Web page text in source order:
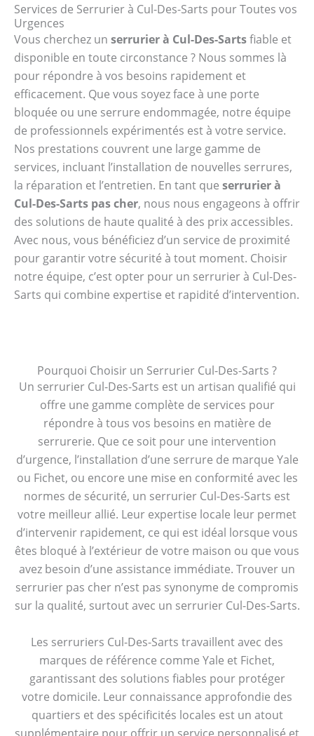
Services de Serrurier à Cul-Des-Sarts pour Toutes vos
Urgences
Vous cherchez un serrurier à Cul-Des-Sartsfiable et
disponible en toute circonstance ? Nous sommes là
pour répondre à vos besoins rapidement et
efficacement. Que vous soyez face à une porte
bloquée ou une serrure endommagée, notre équipe
de professionnels expérimentés est à votre service.
Nos prestations couvrent une large gamme de
services, incluant l’installation de nouvelles serrures,
la réparation et l’entretien. En tant que serrurier à
Cul-Des-Sarts pas cher, nous nous engageons à offrir
des solutions de haute qualité à des prix accessibles.
Avec nous, vous bénéficiez d’un service de proximité
pour garantir votre sécurité à tout moment. Choisir
notre équipe, c’est opter pour un serrurier à Cul-Des-
Sarts qui combine expertise et rapidité d’intervention.
Pourquoi Choisir un Serrurier Cul-Des-Sarts ?
Un serrurier Cul-Des-Sarts est un artisan qualifié qui
offre une gamme complète de services pour
répondre à tous vos besoins en matière de
serrurerie. Que ce soit pour une intervention
d’urgence, l’installation d’une serrure de marque Yale
ou Fichet, ou encore une mise en conformité avec les
normes de sécurité, un serrurier Cul-Des-Sarts est
votre meilleur allié. Leur expertise locale leur permet
d’intervenir rapidement, ce qui est idéal lorsque vous
êtes bloqué à l’extérieur de votre maison ou que vous
avez besoin d’une assistance immédiate. Trouver un
serrurier pas cher n’est pas synonyme de compromis
sur la qualité, surtout avec un serrurier Cul-Des-Sarts.
Les serruriers Cul-Des-Sarts travaillent avec des
marques de référence comme Yale et Fichet,
garantissant des solutions fiables pour protéger
votre domicile. Leur connaissance approfondie des
quartiers et des spécificités locales est un atout